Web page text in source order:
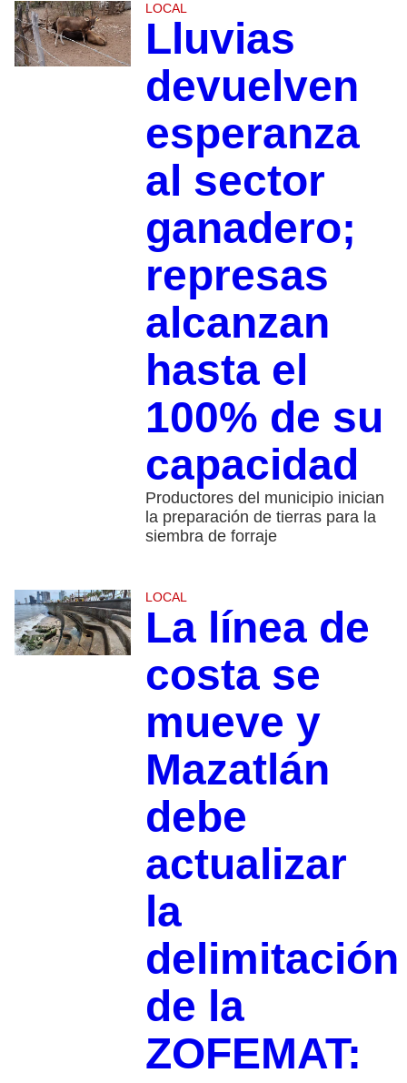
LOCAL
Lluvias
devuelven
esperanza
al sector
ganadero;
represas
alcanzan
hasta el
100% de su
capacidad​
Productores del municipio inician
la preparación de tierras para la
siembra de forraje
LOCAL
La línea de
costa se
mueve y
Mazatlán
debe
actualizar
la
delimitación
de la
ZOFEMAT: